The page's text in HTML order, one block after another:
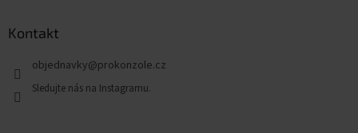
Kontakt
objednavky@prokonzole.cz